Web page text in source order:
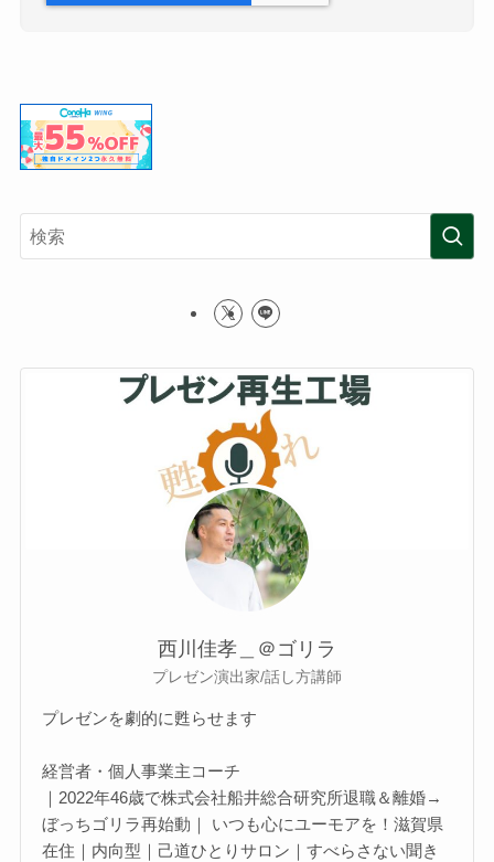
西川佳孝＿＠ゴリラ
プレゼン演出家/話し方講師
プレゼンを劇的に甦らせます
経営者・個人事業主コーチ
｜2022年46歳で株式会社船井総合研究所退職＆離婚→
ぼっちゴリラ再始動｜ いつも心にユーモアを！滋賀県
在住｜内向型｜己道ひとりサロン｜すべらさない聞き